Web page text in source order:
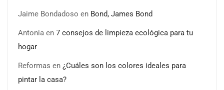
Jaime Bondadoso en Bond, James Bond
Antonia en 7 consejos de limpieza ecológica para tu
hogar
Reformas en ¿Cuáles son los colores ideales para
pintar la casa?